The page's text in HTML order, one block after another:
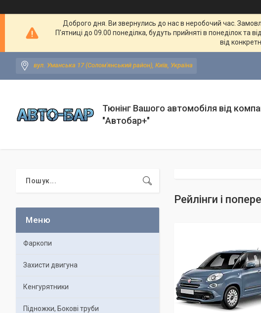
Доброго дня. Ви звернулись до нас в неробочий час.
П'ятниці до 09.00 понеділка, будуть прийняті в понеділок та
від
вул. Уманська 17 (Солом'янський район), Київ, Україна
Тюнінг Вашого автомобіля від
"Автобар+"
Рейлінги і
Фаркопи
Захисти двигуна
Кенгурятники
Підножки, Бокові труби